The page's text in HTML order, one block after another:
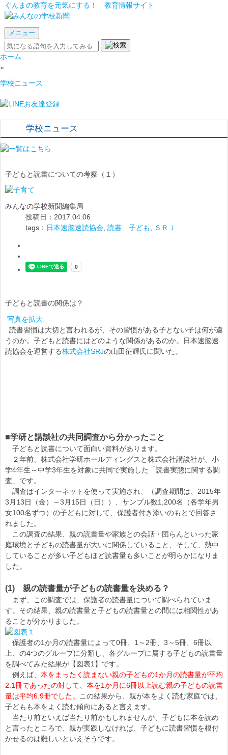
ぐんまの教育を元気にする！ 教育情報サイト
メニュー
ホーム
»
学校ニュース
学校ニュース
子どもと読書についての考察（１）
みんなの学校新聞編集局
投稿日：2017.04.06
tags： 日本速脳速読協会 読書 子ども ＳＲＪ
子どもと読書の関係は？
写真を拡大
読書習慣は大切と言われるが、その習慣がある子とない子は何が違
うのか。子どもと読書にはどのような関係があるのか。日本速脳速
読協会を運営する株式会社SRJの山田征輝氏に聞いた。
■学研と講談社の共同調査から分かったこと
子どもと読書について面白い資料があります。
２年前、株式会社学研ホールディングスと株式会社講談社が、小
学4年生～中学3年生を対象に共同で実施した「読書実態に関する調
査」です。
調査はインターネットを使って実施され、（調査期間は、2015年
3月13日（金）～3月15日（日））、サンプル数1,200名（各学年男
女100名ずつ）の子どもに対して、保護者付き添いのもとで回答さ
れました。
この調査の結果、親の読書量や家族との会話・団らんといった家
庭環境と子どもの読書量が大いに関係していること、そして、熱中
していることが多い子どもほど読書量も多いことが明らかになりま
した。
(1) 親の読書量が子どもの読書量を決める？
まず、この調査では、保護者の読書量について調べられていま
す。その結果、親の読書量と子どもの読書量との間には相関性があ
ることが分かりました。
保護者の1か月の読書量によって0冊、1～2冊、3～5冊、6冊以
上、の4つのグループに分類し、各グループに属する子どもの読書量
を調べてみた結果が【図表1】です。
例えば、 本をまったく読まない親の子どもの1か月の読書量が平均
2.1冊であったの対して、本を1か月に6冊以上読む親の子どもの読書
量は平均6.9冊でした。
この結果から、親が本をよく読む家庭では、
子どもも本をよく読む傾向にあると言えます。
当たり前といえば当たり前かもしれませんが、子どもに本を読め
と言ったところで、親が実践しなければ、子どもに読書習慣を根付
かせるのは難しいといえそうです。